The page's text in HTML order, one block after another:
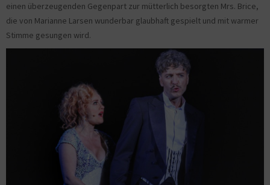
einen überzeugenden Gegenpart zur mütterlich besorgten Mrs. Brice,
die von Marianne Larsen wunderbar glaubhaft gespielt und mit warmer
Stimme gesungen wird.